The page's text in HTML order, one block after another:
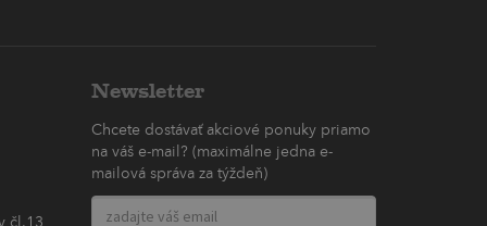
čl.13
Newsletter
Chcete dostávať akciové ponuky priamo
na váš e-mail? (maximálne jedna e-
mailová správa za týždeň)